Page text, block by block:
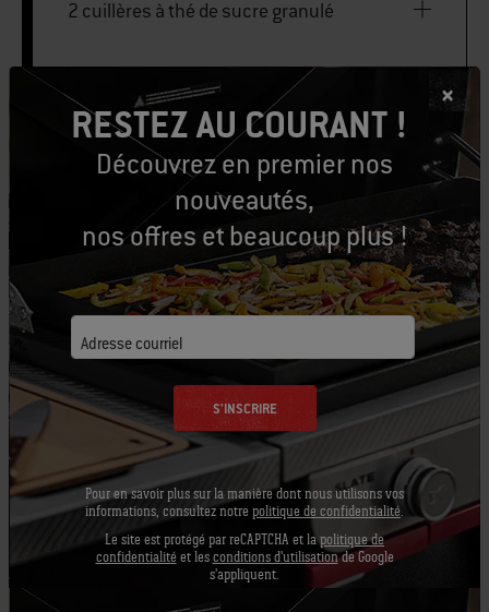
2 cuillères à thé de sucre granulé
thaï
¼ cuillères à thé de sel casher
570 grammes de très grandes crevettes
(calibre 16/20), décortiquées et
déveinées, avec la queue
8 brochettes en métal ou en bambou
RESTEZ AU COURANT !
Découvrez en premier nos
nouveautés,
nos offres et beaucoup plus !
Adresse courriel
S'INSCRIRE
Pour en savoir plus sur la manière dont nous utilisons vos
informations, consultez notre politique de confidentialité.
Le site est protégé par reCAPTCHA et lapolitique de
confidentialité et les conditions d'utilisationde Google
s'appliquent.